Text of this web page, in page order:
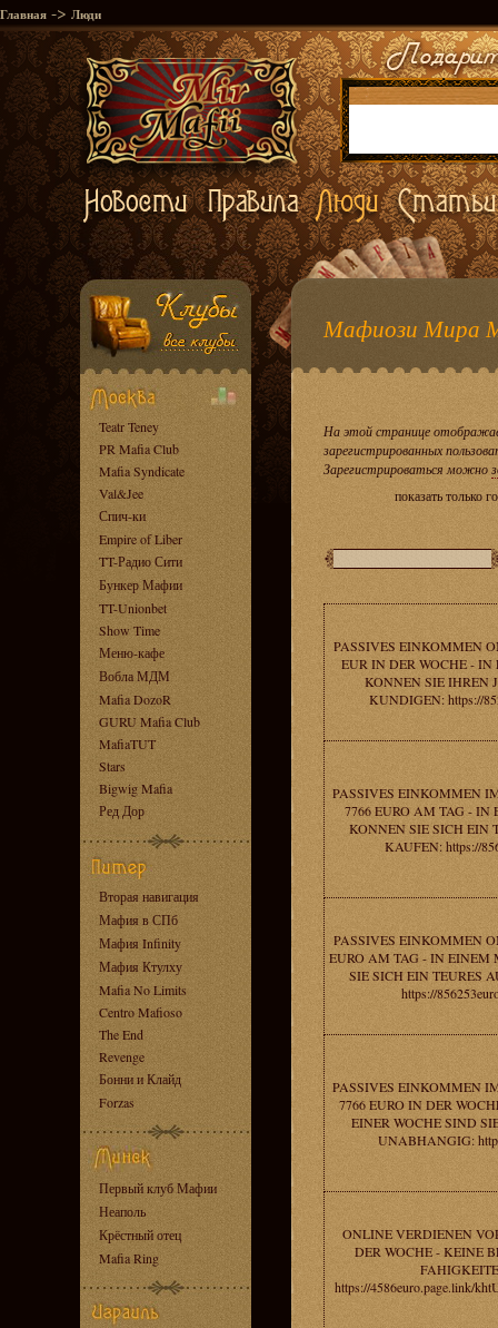
Главная -> Люди
Teatr Teney
PR Mafia Club
Mafia Syndicate
Val&Jee
Спич-ки
Empire of Liber
TT-Радио Сити
Бункер Мафии
TT-Unionbet
Show Time
Меню-кафе
Вобла МДМ
Mafia DozoR
GURU Mafia Club
MafiaTUT
Stars
Bigwig Mafia
Ред Дор
Вторая навигация
Мафия в СПб
Мафия Infinity
Мафия Ктулху
Mafia No Limits
Centro Mafioso
The End
Revenge
Бонни и Клайд
Forzas
Первый клуб Мафии
Неаполь
Крёстный отец
Mafia Ring
Мафиози Мира
На этой странице
зарегистрированных
Зарегистрироваться можно
показать только
PASSIVES EINKOMMEN
EUR IN DER WOCHE -
KONNEN SIE IHREN
KUNDIGEN: https://
PASSIVES EINKOMMEN
7766 EURO AM TAG - IN
KONNEN SIE SICH EIN
KAUFEN: https://
PASSIVES EINKOMMEN
EURO AM TAG - IN EINEM
SIE SICH EIN TEURES
https://
PASSIVES EINKOMMEN
7766 EURO IN DER
EINER WOCHE SIND
UNABHANGIG:
ONLINE VERDIENEN
DER WOCHE - KEINE
https://4586euro.page.link/